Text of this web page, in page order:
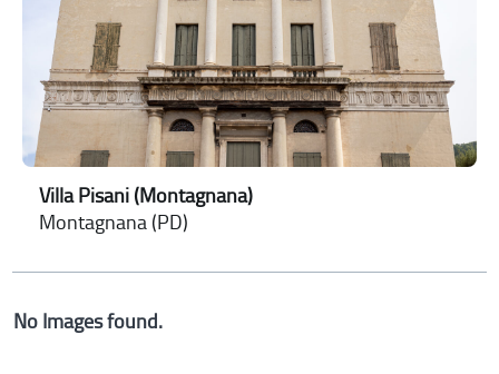
Villa Pisani (Montagnana)
Montagnana (PD)
No Images found.